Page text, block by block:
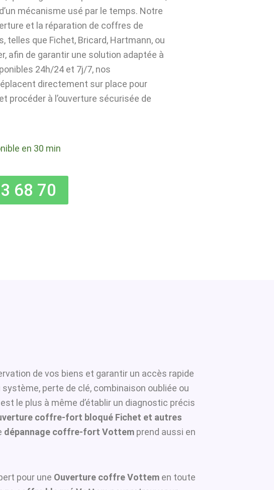
mécanisme usé par le temps. Notre
et la réparation de coffres de
telles que Fichet, Bricard, Hartmann, ou
afin de garantir une solution adaptée à
24h/24 et 7j/7, nos
directement sur place pour
procéder à l’ouverture sécurisée de
en 30 min
68 70
de vos biens et garantir un accès rapide
perte de clé, combinaison oubliée ou
est le plus à même d’établir un diagnostic précis
coffre-fort bloqué Fichet et autres
dépannage coffre-fort Vottem prend aussi en
pour une Ouverture coffre Vottem en toute